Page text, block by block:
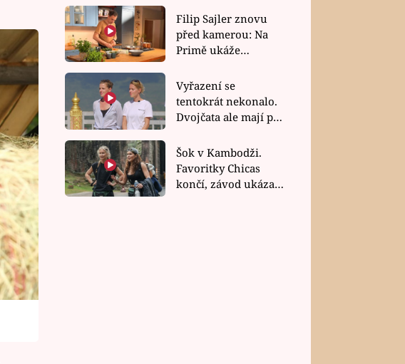
Filip Sajler znovu
před kamerou: Na
Primě ukáže
rychlé recepty
Vyřazení se
tentokrát nekonalo.
Dvojčata ale mají po
závodu nůž na krku
Šok v Kambodži.
Favoritky Chicas
končí, závod ukázal